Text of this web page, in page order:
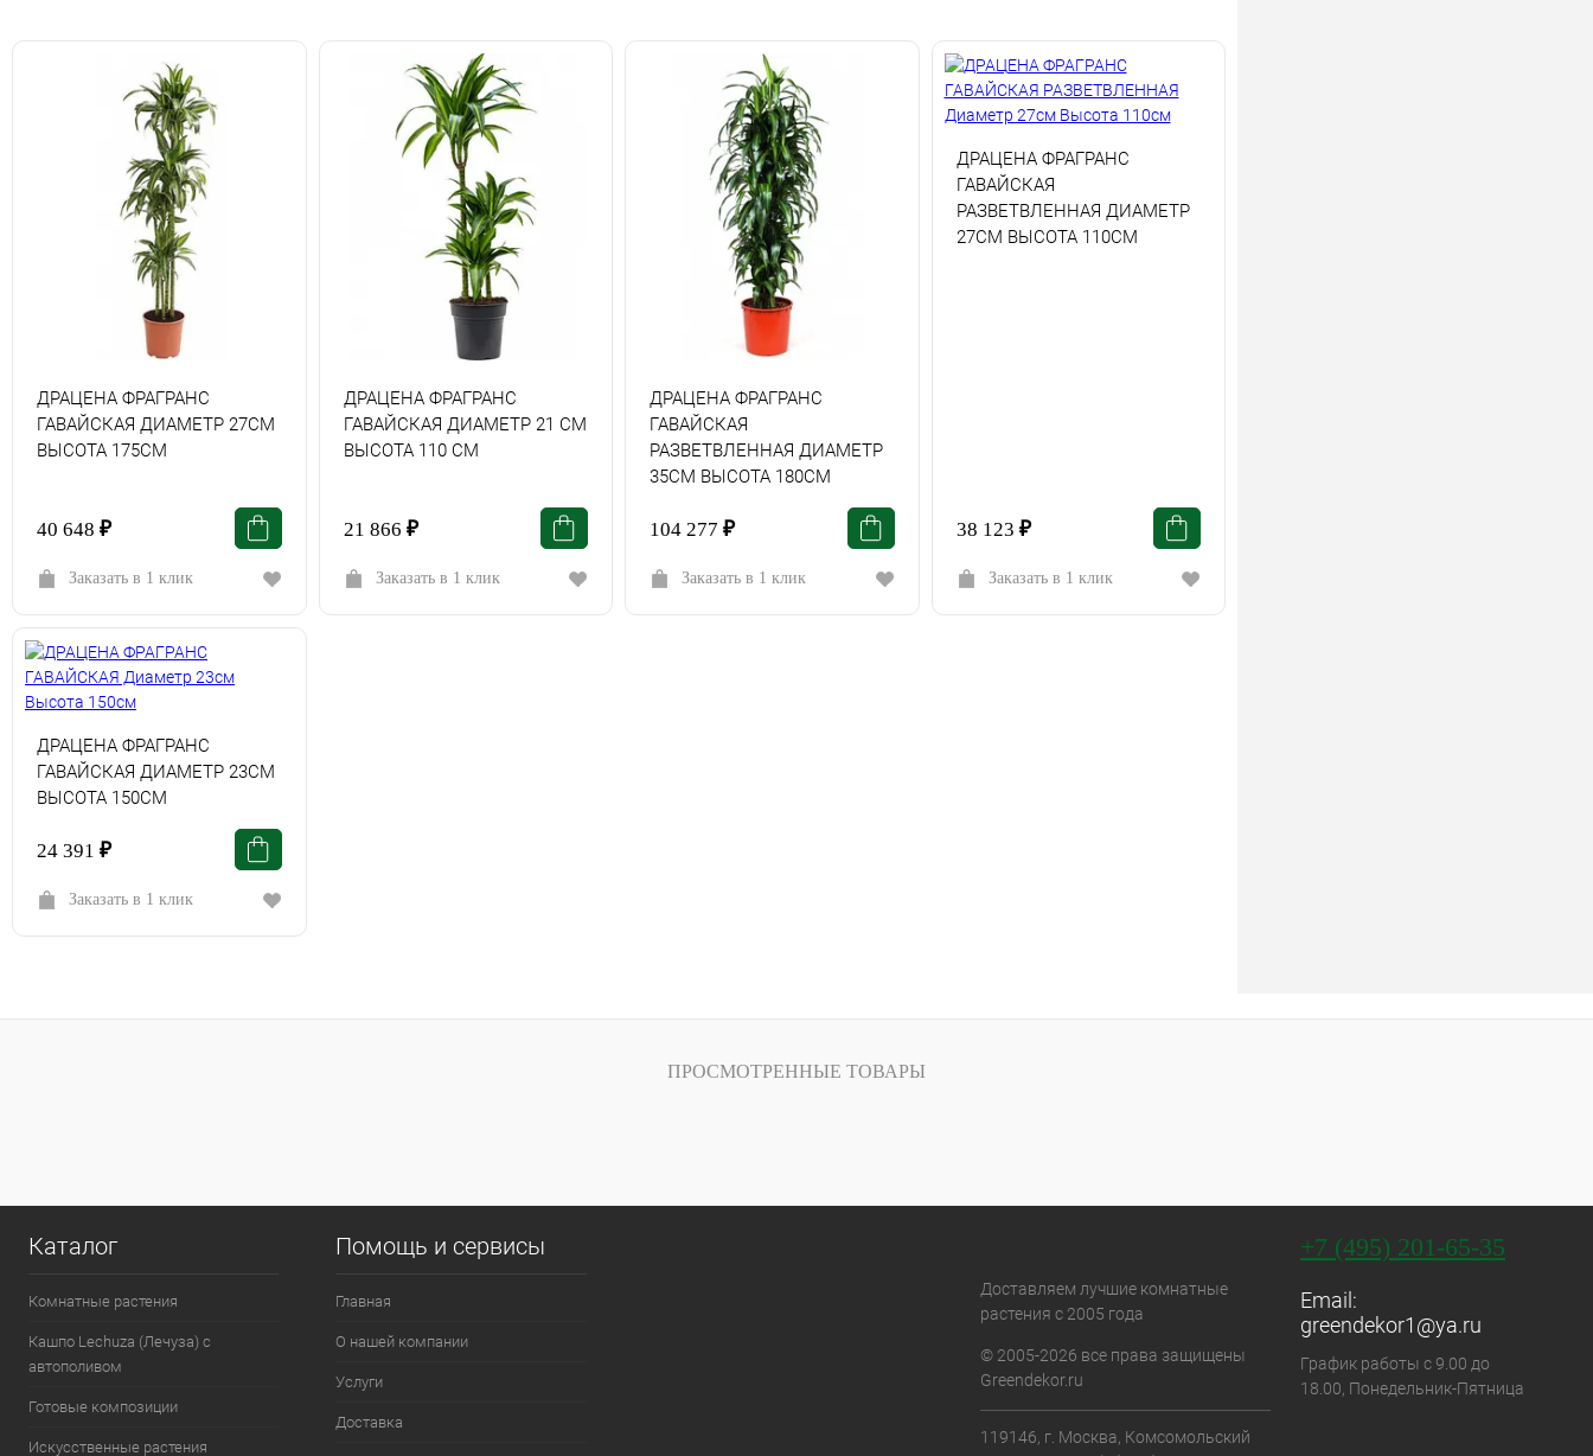
ДРАЦЕНА ФРАГРАНС
ГАВАЙСКАЯ ДИАМЕТР 27СМ
ВЫСОТА 175СМ
40 648 ₽
Заказать в 1 клик
ДРАЦЕНА ФРАГРАНС
ГАВАЙСКАЯ ДИАМЕТР 21 СМ
ВЫСОТА 110 СМ
21 866 ₽
Заказать в 1 клик
ДРАЦЕНА ФРАГРАНС
ГАВАЙСКАЯ
РАЗВЕТВЛЕННАЯ ДИАМЕТР
35СМ ВЫСОТА 180СМ
104 277 ₽
Заказать в 1 клик
ДРАЦЕНА ФРАГРАНС
ГАВАЙСКАЯ
РАЗВЕТВЛЕННАЯ ДИАМЕТР
27СМ ВЫСОТА 110СМ
38 123 ₽
Заказать в 1 клик
ДРАЦЕНА ФРАГРАНС
ГАВАЙСКАЯ ДИАМЕТР 23СМ
ВЫСОТА 150СМ
24 391 ₽
Заказать в 1 клик
ПРОСМОТРЕННЫЕ ТОВАРЫ
Каталог
Комнатные растения
Кашпо Lechuza (Лечуза) с
автополивом
Готовые композиции
Искусственные растения
Помощь и сервисы
Главная
О нашей компании
Услуги
Доставка
Доставляем лучшие комнатные
растения с 2005 года
© 2005-2026 все права защищены
Greendekor.ru
119146, г. Москва, Комсомольский
+7 (495) 201-65-35
Email:
greendekor1@ya.ru
График работы с 9.00 до
18.00, Понедельник-Пятница